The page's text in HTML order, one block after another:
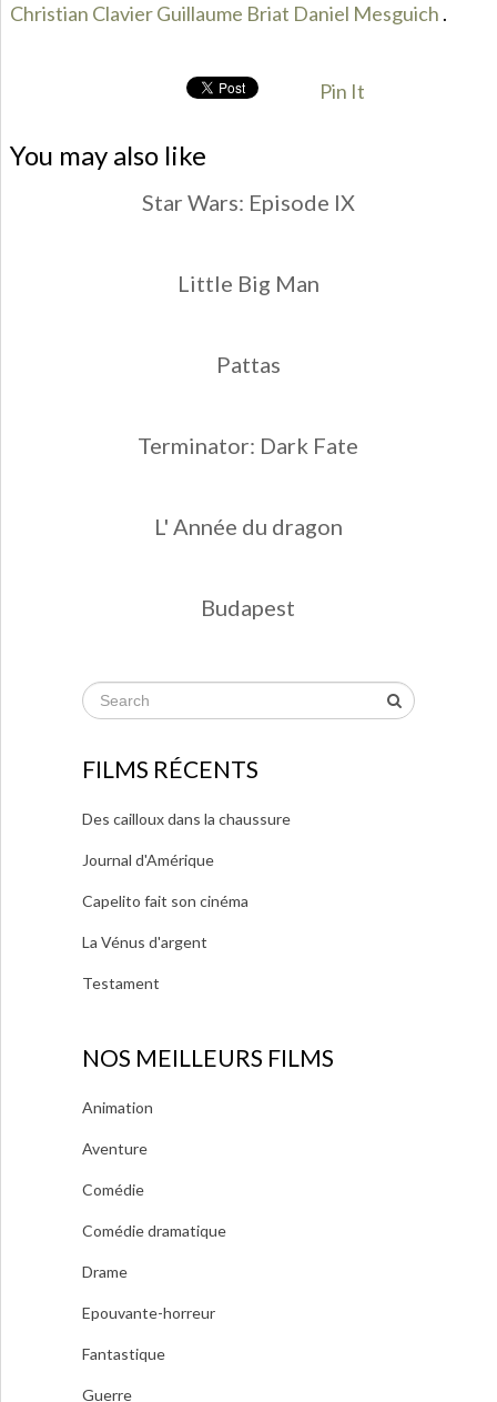
Christian ClavierGuillaume Briat Daniel Mesguich .
Pin It
You may also like
Star Wars: Episode IX
Little Big Man
Pattas
Terminator: Dark Fate
L' Année du dragon
Budapest
FILMS RÉCENTS
Des cailloux dans la chaussure
Journal d'Amérique
Capelito fait son cinéma
La Vénus d'argent
Testament
NOS MEILLEURS FILMS
Animation
Aventure
Comédie
Comédie dramatique
Drame
Epouvante-horreur
Fantastique
Guerre